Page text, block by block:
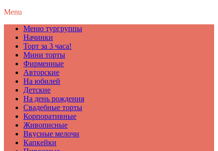
Menu
Меню тургруппы
Начинки
Торт за 3 часа!
Мини торты
Фирменные
Авторские
На юбилей
Детские
На день рождения
Свадебные торты
Корпоративные
Живописные
Вкусные мелочи
Капкейки